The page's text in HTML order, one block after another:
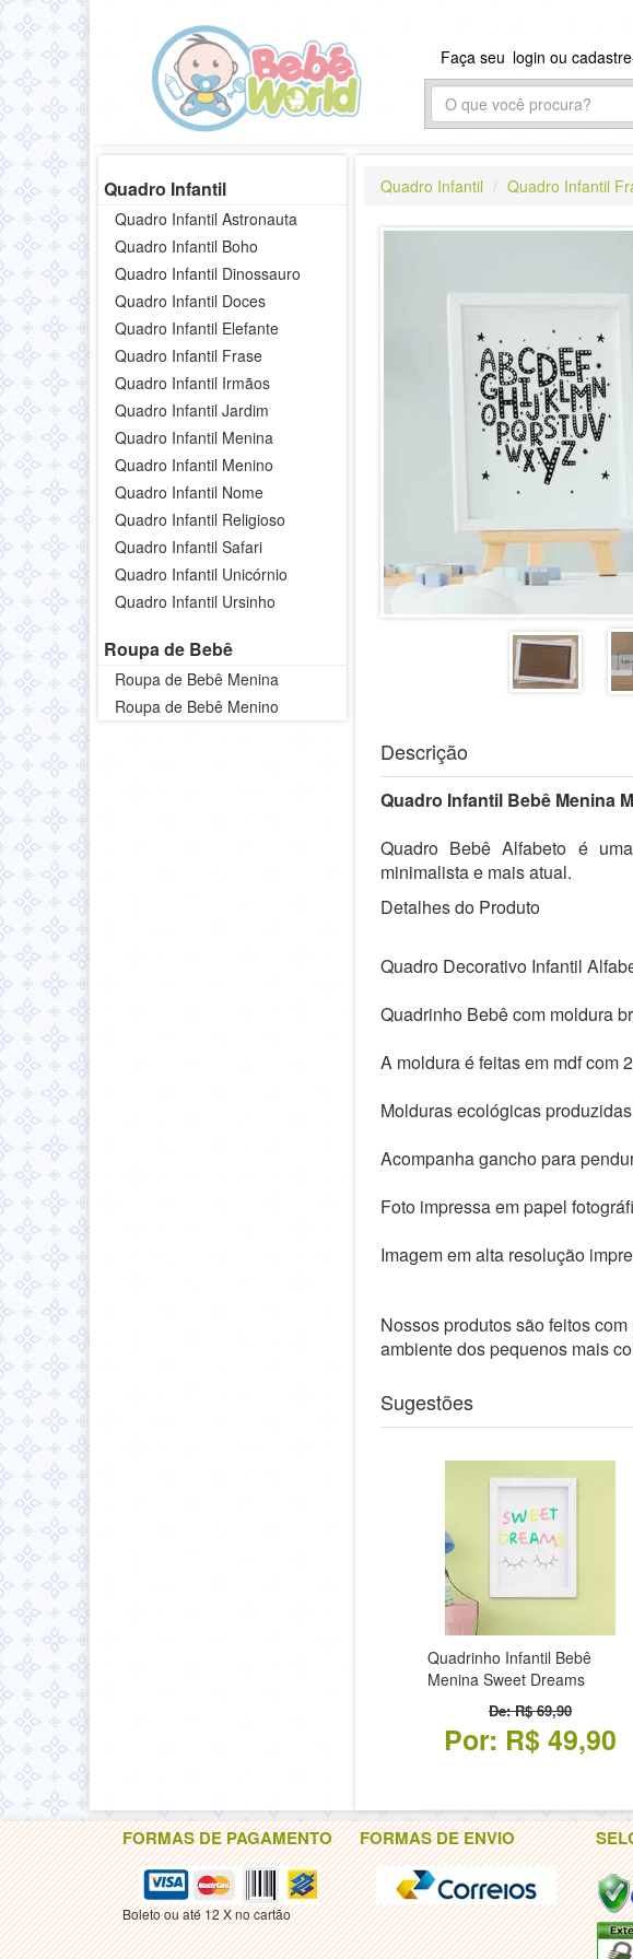
Faça seu login ou
Quadro Infantil
Quadro Infantil Astronauta
Quadro Infantil Boho
Quadro Infantil Dinossauro
Quadro Infantil Doces
Quadro Infantil Elefante
Quadro Infantil Frase
Quadro Infantil Irmãos
Quadro Infantil Jardim
Quadro Infantil Menina
Quadro Infantil Menino
Quadro Infantil Nome
Quadro Infantil Religioso
Quadro Infantil Safari
Quadro Infantil Unicórnio
Quadro Infantil Ursinho
Roupa de Bebê
Roupa de Bebê Menina
Roupa de Bebê Menino
Quadro Infantil Quadro Infantil
Descrição
Quadro Infantil Bebê Menina
Quadro Bebê Alfabeto é
minimalista e mais atual.
Detalhes do Produto
Quadro Decorativo Infantil
Quadrinho Bebê com moldura
A moldura é feitas em mdf com
Molduras ecológicas
Acompanha gancho para
Foto impressa em papel
Imagem em alta resolução
Nossos produtos são feitos
ambiente dospequenos mais
Sugestões
Quadrinho Infantil Bebê
Menina Sweet Dreams
De: R$ 69,90
Por: R$ 49,90
FORMAS DE PAGAMENTO
Boleto ou até 12 X no cartão
FORMAS DE ENVIO